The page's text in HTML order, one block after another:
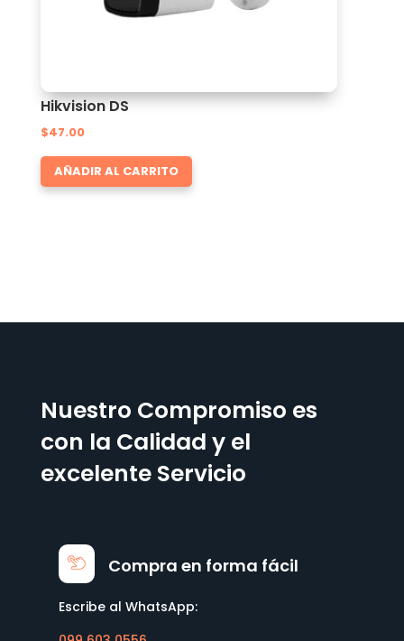
Hikvision DS
$47.00
AÑADIR AL CARRITO
Nuestro Compromiso es
con la Calidad y el
excelente Servicio
Compra en forma fácil
Escribe al WhatsApp: